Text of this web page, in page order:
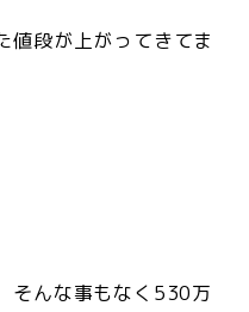
値段が上がってきてま
そんな事もなく530万